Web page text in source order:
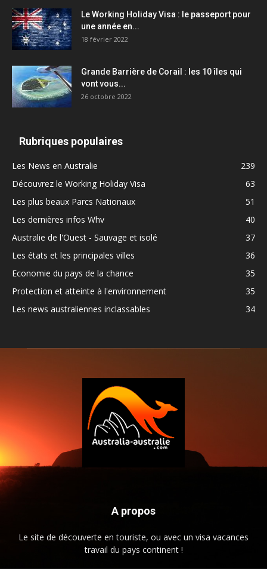
Le Working Holiday Visa : le passeport pour
une année en...
18 février 2022
Grande Barrière de Corail : les 10 îles qui
vont vous...
26 octobre 2022
Rubriques populaires
Les News en Australie
239
Découvrez le Working Holiday Visa
63
Les plus beaux Parcs Nationaux
51
Les dernières infos Whv
40
Australie de l'Ouest - Sauvage et isolé
37
Les états et les principales villes
36
Economie du pays de la chance
35
Protection et atteinte à l'environnement
35
Les news australiennes inclassables
34
A propos
Le site de découverte en touriste, ou avec un visa vacances
travail du pays continent !